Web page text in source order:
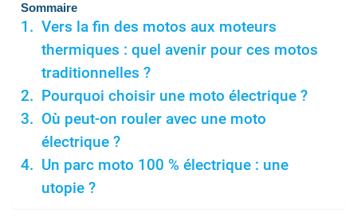
Sommaire
Vers la fin des motos aux moteurs
thermiques : quel avenir pour ces motos
traditionnelles ?
Pourquoi choisir une moto électrique ?
Où peut-on rouler avec une moto
électrique ?
Un parc moto 100 % électrique : une
utopie ?